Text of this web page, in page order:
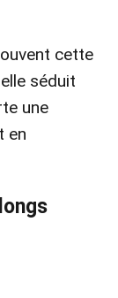
cette
séduit
une
en